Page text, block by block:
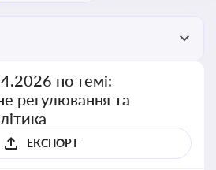
по темі:
регулювання та
ЕКСПОРТ